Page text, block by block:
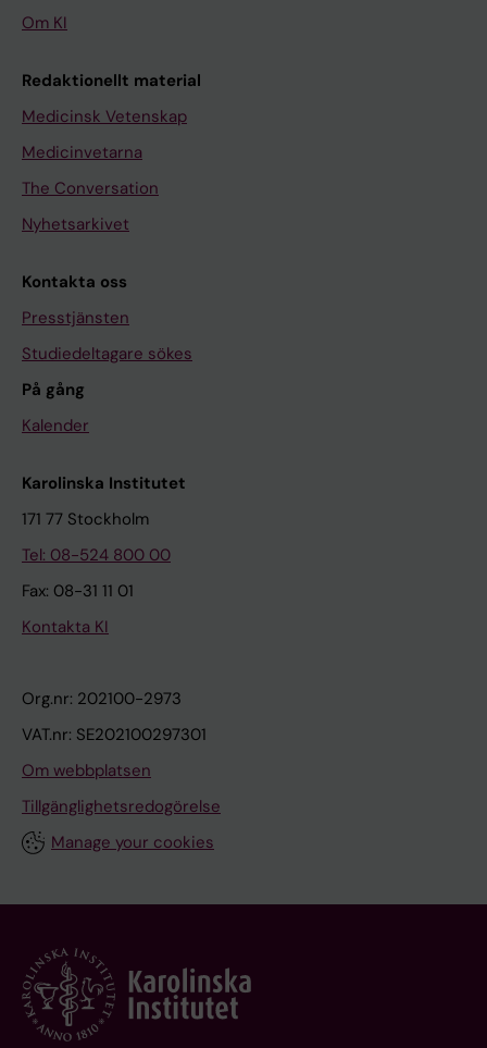
Om KI
Redaktionellt material
Medicinsk Vetenskap
Medicinvetarna
The Conversation
Nyhetsarkivet
Kontakta oss
Presstjänsten
Studiedeltagare sökes
På gång
Kalender
Karolinska Institutet
171 77 Stockholm
Tel: 08-524 800 00
Fax: 08-31 11 01
Kontakta KI
Org.nr: 202100-2973
VAT.nr: SE202100297301
Om webbplatsen
Tillgänglighetsredogörelse
Manage your cookies